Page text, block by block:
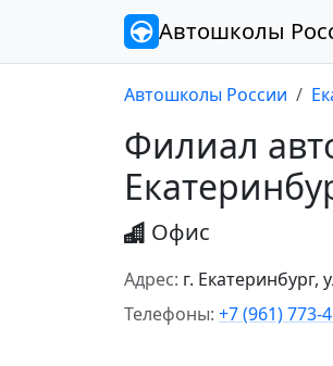
Автошколы
Автошколы России
Филиал
Офис
Адрес: г. Екатеринбург,
Телефоны: +7 (961) 773-